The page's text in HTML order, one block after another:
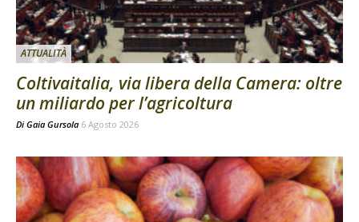
ATTUALITÀ
Coltivaitalia, via libera della Camera: oltre
un miliardo per l’agricoltura
Di Gaia Gursola 6 Agosto 2026